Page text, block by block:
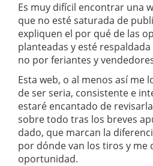
Es muy difícil encontrar una
que no esté saturada de
expliquen el por qué de las
planteadas y esté
no por feriantes y
Esta web, o al menos así me
de ser seria, consistente e
estaré encantado de
sobre todo tras los breves
dado, que marcan la
por dónde van los tiros y me
oportunidad.